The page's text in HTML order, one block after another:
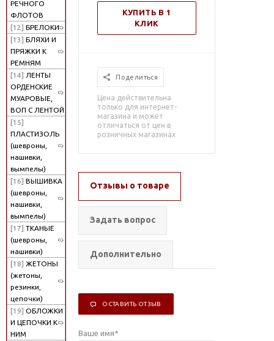
РЕЧНОГО
ФЛОТОВ
[12] БРЕЛОКИ
[13] БЛЯХИ И
ПРЯЖКИ К
РЕМНЯМ
[14] ЛЕНТЫ
ОРДЕНСКИЕ
МУАРОВЫЕ,
ВОП С ЛЕНТОЙ
[15]
ПЛАСТИЗОЛЬ
(шевроны,
нашивки,
вымпелы)
[16] ВЫШИВКА
(шевроны,
нашивки,
вымпелы)
[17] ТКАНЫЕ
(шевроны,
нашивки)
[18] ЖЕТОНЫ
(жетоны,
резинки,
цепочки)
[19] ОБЛОЖКИ
И ЦЕПОЧКИ К
НИМ
КУПИТЬ В 1
КЛИК
Поделиться
Цена действительна
только для интернет-
магазина и может
отличаться от цен в
розничных магазинах
Отзывы о товаре
Задать вопрос
Дополнительно
ОСТАВИТЬ ОТЗЫВ
Ваше имя*